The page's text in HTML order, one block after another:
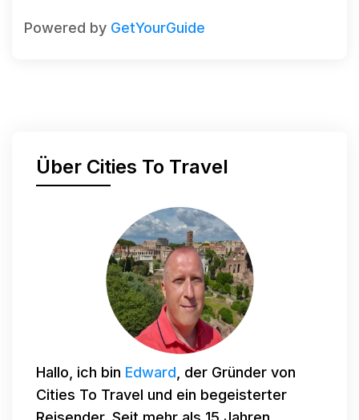
Powered by GetYourGuide
Über Cities To Travel
Hallo, ich bin Edward, der Gründer von
Cities To Travel und ein begeisterter